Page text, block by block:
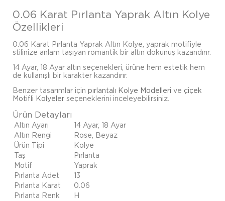
0.06 Karat Pırlanta Yaprak Altın Kolye
Özellikleri
0.06 Karat Pırlanta Yaprak Altın Kolye, yaprak motifiyle
stilinize anlam taşıyan romantik bir altın dokunuş kazandırır.
14 Ayar, 18 Ayar altın seçenekleri, ürüne hem estetik hem
de kullanışlı bir karakter kazandırır.
Benzer tasarımlar için pırlantalı Kolye Modelleri ve çiçek
Motifli Kolyeler seçeneklerini inceleyebilirsiniz.
Ürün Detayları
Altın Ayarı
14 Ayar, 18 Ayar
Altın Rengi
Rose, Beyaz
Ürün Tipi
Kolye
Taş
Pırlanta
Motif
Yaprak
Pırlanta Adet
13
Pırlanta Karat
0.06
Pırlanta Renk
H